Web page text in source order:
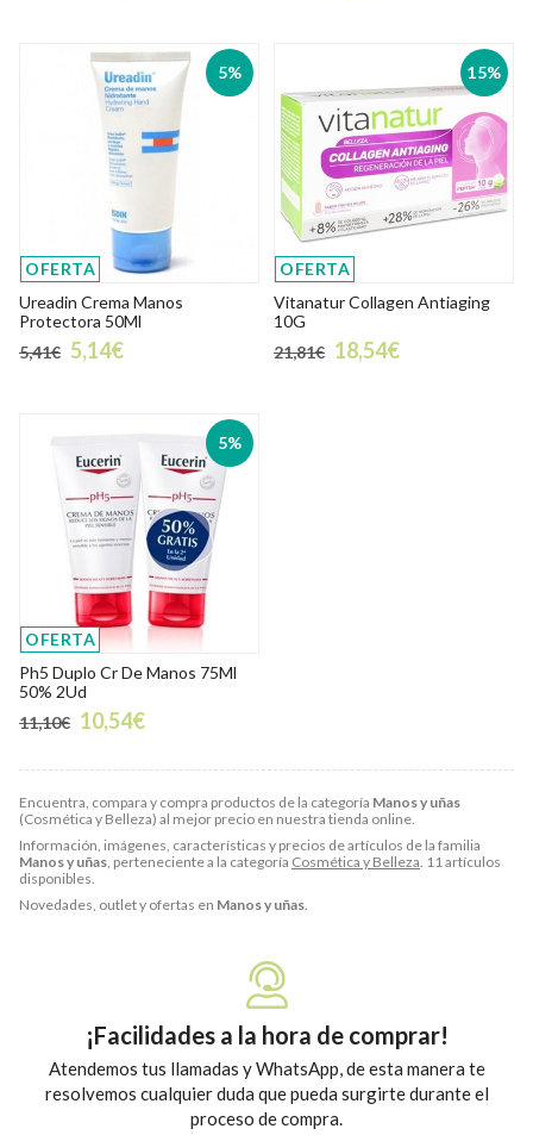
Encuentra, compara y compra productos de la categoría Manos y uñas
(Cosmética y Belleza) al mejor precio en nuestra tienda online.
Información, imágenes, características y precios de artículos de la familia
Manos y uñas, perteneciente a la categoría Cosmética y Belleza. 11 artículos
disponibles.
Novedades, outlet y ofertas en Manos y uñas.
5%
OFERTA
Ureadin Crema Manos
Protectora 50Ml
5,41€ 5,14€
15%
OFERTA
Vitanatur Collagen Antiaging
10G
21,81€ 18,54€
5%
OFERTA
Ph5 Duplo Cr De Manos 75Ml
50% 2Ud
11,10€ 10,54€
¡Facilidades a la hora de comprar!
Atendemos tus llamadas y WhatsApp, de esta manera te
resolvemos cualquier duda que pueda surgirte durante el
proceso de compra.